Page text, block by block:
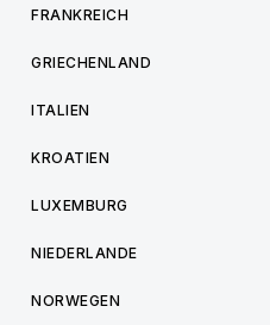
FRANKREICH
GRIECHENLAND
ITALIEN
KROATIEN
LUXEMBURG
NIEDERLANDE
NORWEGEN